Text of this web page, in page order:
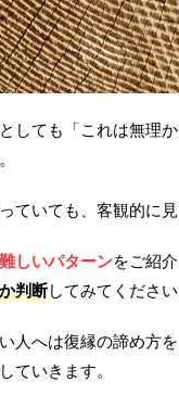
しても「これは無理
ていても、客観的に
しいパターンをご紹
判断してみてください
人へは復縁の諦め方
ていきます。